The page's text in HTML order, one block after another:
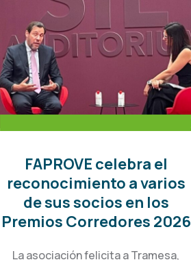
FAPROVE celebra el
reconocimiento a varios
de sus socios en los
Premios Corredores 2026
La asociación felicita a Tramesa,